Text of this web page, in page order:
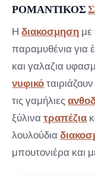
ΡΟΜΑΝΤΙΚΟΣ
Ηδιακοσμηση με
παραμυθένια για
και γαλαζια
νυφικό
τις γαμήλιες
ξύλινατραπέζια
λουλούδια
μπουτονιέρα και